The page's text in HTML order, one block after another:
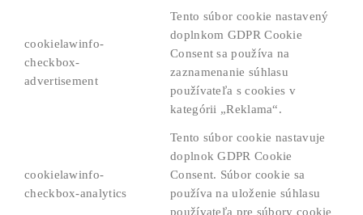
cookielawinfo-
checkbox-
advertisement
Tento súbor cookie nastavený
doplnkom GDPR Cookie
Consent sa používa na
zaznamenanie súhlasu
používateľa s cookies v
kategórii „Reklama“.
cookielawinfo-
checkbox-analytics
Tento súbor cookie nastavuje
doplnok GDPR Cookie
Consent. Súbor cookie sa
používa na uloženie súhlasu
používateľa pre súbory cookie